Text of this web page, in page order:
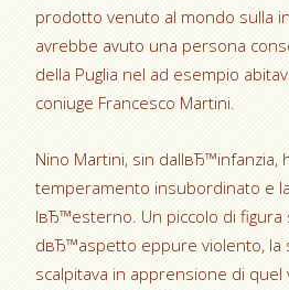
prodotto venuto al mondo sulla
avrebbe avuto una persona
della Puglia nel ad esempio
coniuge Francesco Martini.
Nino Martini, sin dallвЂ™infanzia,
temperamento insubordinato e
lвЂ™esterno. Un piccolo di figura
dвЂ™aspetto eppure violento, la
scalpitava in apprensione di